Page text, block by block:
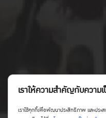
เราให้ความสำคัญกับควา
เราใช้คุกกี้เพื่อพัฒนาประสิทธิภาพ และปร